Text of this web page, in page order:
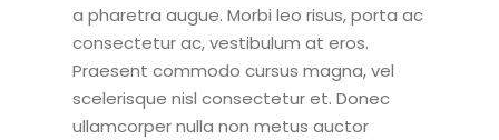
a pharetra augue. Morbi leo risus, porta ac
consectetur ac, vestibulum at eros.
Praesent commodo cursus magna, vel
scelerisque nisl consectetur et. Donec
ullamcorper nulla non metus auctor